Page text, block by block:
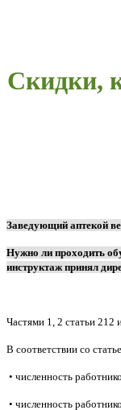
Скидки,
Заведующий аптекой
Нужно ли проходить
инструктаж принял
Частями 1, 2 статьи 212
В соответствии со
• численность
• численность